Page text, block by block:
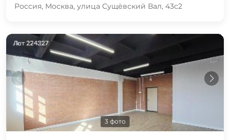
Россия, Москва, улица Сущёвский Вал, 43с2
3 фото